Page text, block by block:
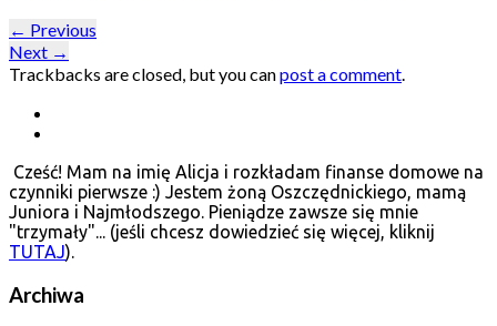
← Previous
Next →
Trackbacks are closed, but you canpost a comment
Cześć! Mam na imię Alicja i rozkładam finanse domowe na
czynniki pierwsze :) Jestem żoną Oszczędnickiego, mamą
Juniora i Najmłodszego. Pieniądze zawsze się mnie
"trzymały"... (jeśli chcesz dowiedzieć się więcej, kliknij
TUTAJ).
Archiwa